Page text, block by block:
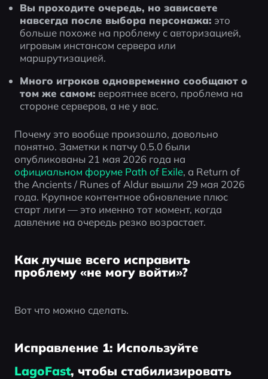
Вы проходите очередь, но зависаете
навсегда после выбора персонажа: это
больше похоже на проблему с авторизацией,
игровым инстансом сервера или
маршрутизацией.
Много игроков одновременно сообщают о
том же самом: вероятнее всего, проблема на
стороне серверов, а не у вас.
Почему это вообще произошло, довольно
понятно. Заметки к патчу 0.5.0 были
опубликованы 21 мая 2026 года на
официальном форуме Path of Exile, а Return of
the Ancients / Runes of Aldur вышли 29 мая 2026
года. Крупное контентное обновление плюс
старт лиги — это именно тот момент, когда
давление на очередь резко возрастает.
Как лучше всего исправить
проблему «не могу войти»?
Вот что можно сделать.
Исправление 1: Используйте
LagoFast, чтобы стабилизировать